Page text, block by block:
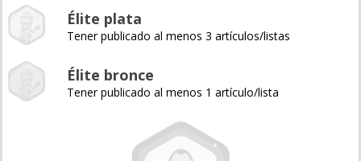
Élite plata
Tener publicado al menos 3 artículos/listas
Élite bronce
Tener publicado al menos 1 artículo/lista